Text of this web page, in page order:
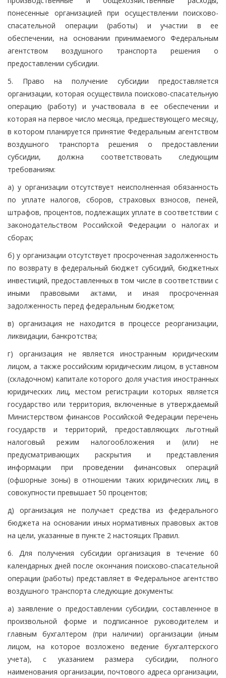
понесенные организацией при осуществлении поисково-
спасательной операции (работы) и участии в ее
обеспечении, на основании принимаемого Федеральным
агентством воздушного транспорта решения о
предоставлении субсидии.
5. Право на получение субсидии предоставляется
организации, которая осуществила поисково-спасательную
операцию (работу) и участвовала в ее обеспечении и
которая на первое число месяца, предшествующего месяцу,
в котором планируется принятие Федеральным агентством
воздушного транспорта решения о предоставлении
субсидии, должна соответствовать следующим
требованиям:
а) у организации отсутствует неисполненная обязанность
по уплате налогов, сборов, страховых взносов, пеней,
штрафов, процентов, подлежащих уплате в соответствии с
законодательством Российской Федерации о налогах и
сборах;
б) у организации отсутствует просроченная задолженность
по возврату в федеральный бюджет субсидий, бюджетных
инвестиций, предоставленных в том числе в соответствии с
иными правовыми актами, и иная просроченная
задолженность перед федеральным бюджетом;
в) организация не находится в процессе реорганизации,
ликвидации, банкротства;
г) организация не является иностранным юридическим
лицом, а также российским юридическим лицом, в уставном
(складочном) капитале которого доля участия иностранных
юридических лиц, местом регистрации которых является
государство или территория, включенные в утверждаемый
Министерством финансов Российской Федерации перечень
государств и территорий, предоставляющих льготный
налоговый режим налогообложения и (или) не
предусматривающих раскрытия и представления
информации при проведении финансовых операций
(офшорные зоны) в отношении таких юридических лиц, в
совокупности превышает 50 процентов;
д) организация не получает средства из федерального
бюджета на основании иных нормативных правовых актов
на цели, указанные в пункте 2 настоящих Правил.
6. Для получения субсидии организация в течение 60
календарных дней после окончания поисково-спасательной
операции (работы) представляет в Федеральное агентство
воздушного транспорта следующие документы:
а) заявление о предоставлении субсидии, составленное в
произвольной форме и подписанное руководителем и
главным бухгалтером (при наличии) организации (иным
лицом, на которое возложено ведение бухгалтерского
учета), с указанием размера субсидии, полного
наименования организации, почтового адреса организации,